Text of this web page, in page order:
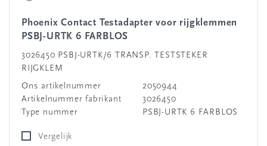
Phoenix Contact Testadapter voor rijgklemmen
PSBJ-URTK 6 FARBLOS
3026450 PSBJ-URTK/6 TRANSP. TESTSTEKER
RIJGKLEM
Ons artikelnummer
2050944
Artikelnummer fabrikant
3026450
Type nummer
PSBJ-URTK 6 FARBLOS
Vergelijk